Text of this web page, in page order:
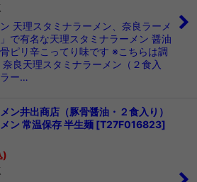
天理スタミナラーメン、奈良ラーメ
で有名な天理スタミナラーメン 醤油
ピリ辛こってり味です ※こちらは調
良天理スタミナラーメン（２食入
ー…
ン井出商店（豚骨醤油・２食入り）
ン 常温保存 半生麺 [T27F016823]
)